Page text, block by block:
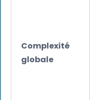
Complexité
globale